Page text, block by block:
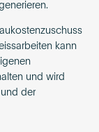
kann
und wird
der